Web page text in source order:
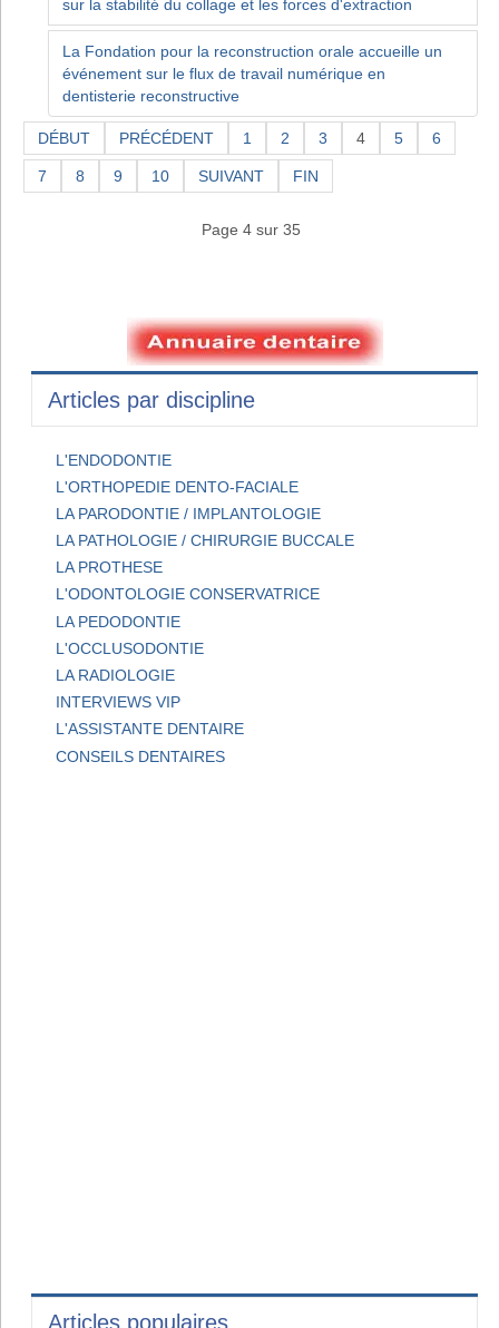
sur la stabilité du collage et les forces d'extraction
La Fondation pour la reconstruction orale accueille un
événement sur le flux de travail numérique en
dentisterie reconstructive
DÉBUT PRÉCÉDENT 1 2 3 4 5 6
7 8 9 10 SUIVANT FIN
Page 4 sur 35
Articles par discipline
L'ENDODONTIE
L'ORTHOPEDIE DENTO-FACIALE
LA PARODONTIE / IMPLANTOLOGIE
LA PATHOLOGIE / CHIRURGIE BUCCALE
LA PROTHESE
L'ODONTOLOGIE CONSERVATRICE
LA PEDODONTIE
L'OCCLUSODONTIE
LA RADIOLOGIE
INTERVIEWS VIP
L'ASSISTANTE DENTAIRE
CONSEILS DENTAIRES
Articles populaires